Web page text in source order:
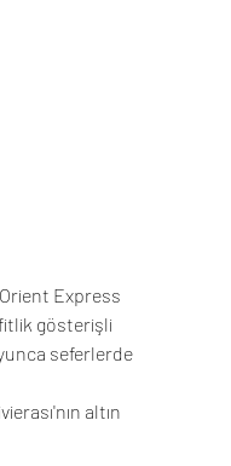
Express
gösterişli
seferlerde
altın